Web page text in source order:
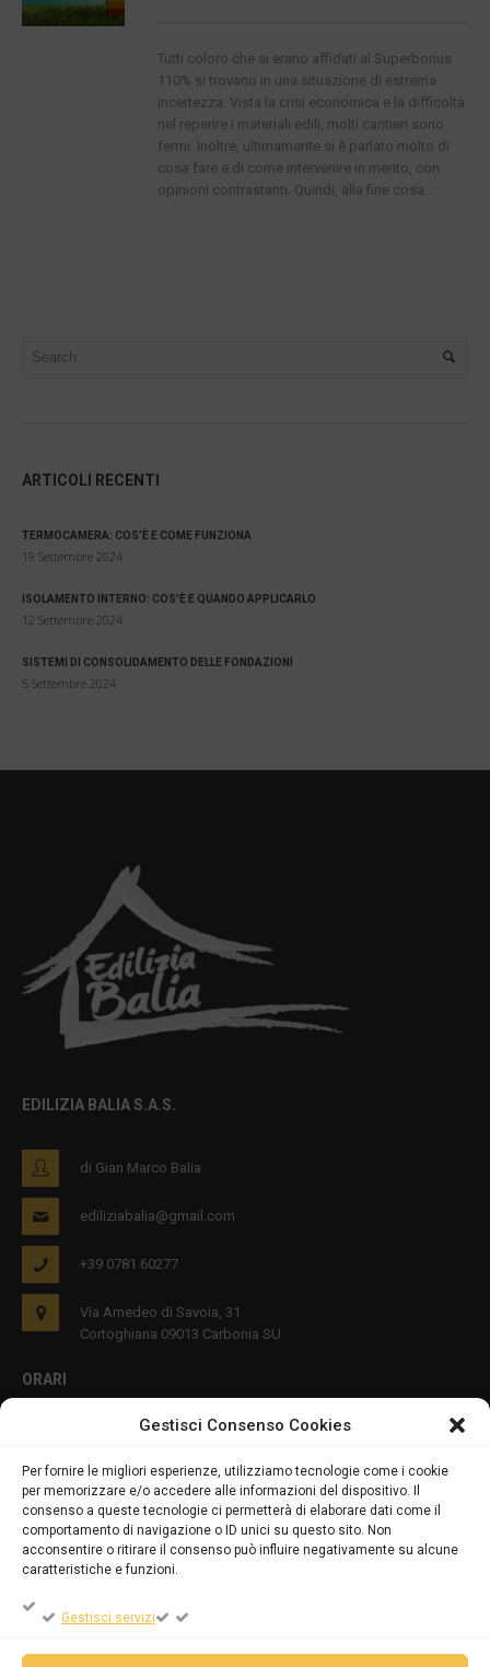
Gestisci Consenso Cookies
Per fornire le migliori esperienze, utilizziamo tecnologie come i cookie
per memorizzare e/o accedere alle informazioni del dispositivo. Il
consenso a queste tecnologie ci permetterà di elaborare dati come il
comportamento di navigazione o ID unici su questo sito. Non
acconsentire o ritirare il consenso può influire negativamente su alcune
caratteristiche e funzioni.
Gestisci servizi
Tutti coloro che si erano affidati al Superbonus
110% si trovano in una situazione di estrema
incertezza. Vista la crisi economica e la difficoltà
nel reperire i materiali edili, molti cantieri sono
fermi. Inoltre, ultimamente si è parlato molto di
cosa fare e di come intervenire in merito, con
opinioni contrastanti. Quindi, alla fine cosa...
ARTICOLI RECENTI
TERMOCAMERA: COS’È E COME FUNZIONA
19 Settembre 2024
ISOLAMENTO INTERNO: COS’È E QUANDO APPLICARLO
12 Settembre 2024
SISTEMI DI CONSOLIDAMENTO DELLE FONDAZIONI
5 Settembre 2024
EDILIZIA BALIA S.A.S.
di Gian Marco Balia
ediliziabalia@gmail.com
+39 0781 60277
Via Amedeo di Savoia, 31
Cortoghiana 09013 Carbonia SU
ORARI
PRIVACY E COOKIES
DICHIARAZIONE SULLA PRIVACY (UE)
COOKIE POLICY (UE)